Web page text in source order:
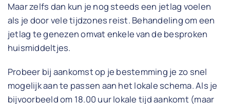
Maar zelfs dan kun je nog steeds een jetlag voelen
als je door vele tijdzones reist. Behandeling om een
jetlag te genezen omvat enkele van de besproken
huismiddeltjes.
Probeer bij aankomst op je bestemming je zo snel
mogelijk aan te passen aan het lokale schema. Als je
bijvoorbeeld om 18.00 uur lokale tijd aankomt (maar